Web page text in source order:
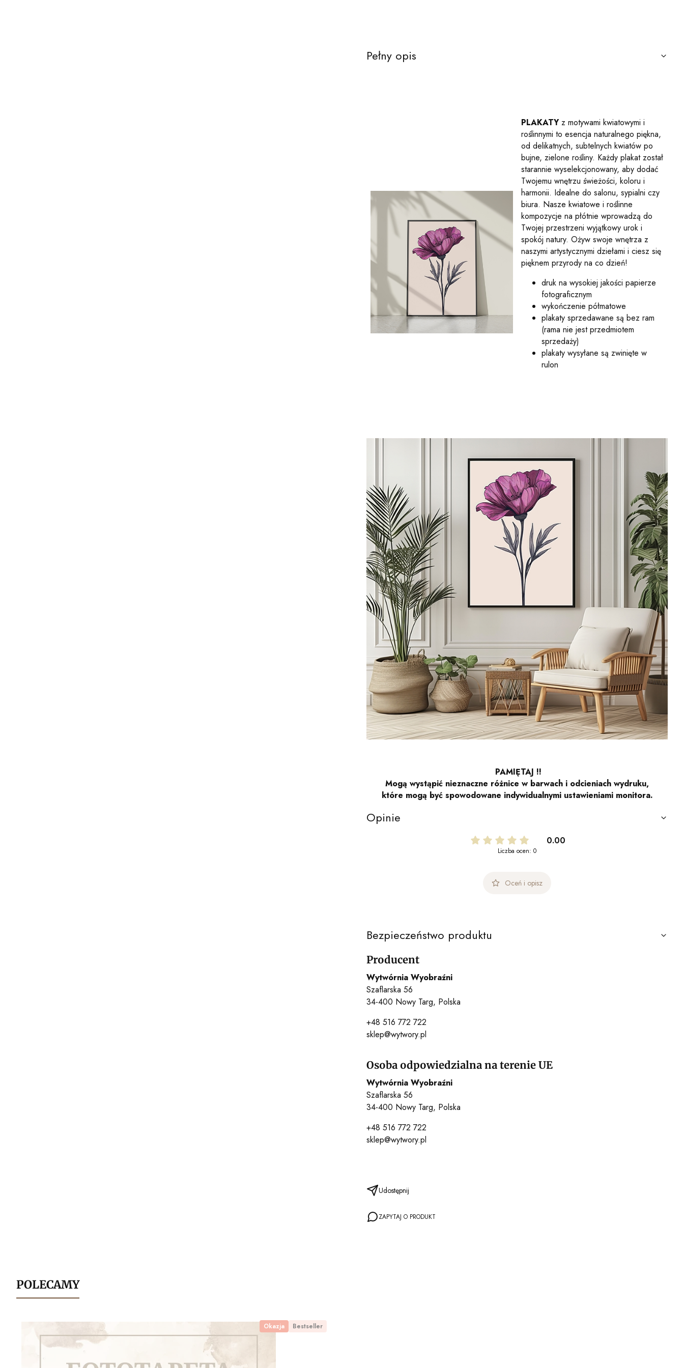
Pełny opis
PLAKATYz motywami kwiatowymi i
roślinnymi to esencja naturalnego piękna,
od delikatnych, subtelnych kwiatów po
bujne, zielone rośliny. Każdy plakat został
starannie wyselekcjonowany, aby dodać
Twojemu wnętrzu świeżości, koloru i
harmonii. Idealne do salonu, sypialni czy
biura. Nasze kwiatowe i roślinne
kompozycje na płótnie wprowadzą do
Twojej przestrzeni wyjątkowy urok i
spokój natury. Ożyw swoje wnętrza z
naszymi artystycznymi dziełami i ciesz się
pięknem przyrody na co dzień!
druk na wysokiej jakości papierze
fotograficznym
wykończenie półmatowe
plakaty sprzedawane są bez ram
(rama nie jest przedmiotem
sprzedaży)
plakaty wysyłane są zwinięte w
rulon
PAMIĘTAJ !!
Mogą wystąpić nieznaczne różnice w barwach i odcieniach wydruku,
które mogą być spowodowane indywidualnymi ustawieniami monitora.
Opinie
0.00
Liczba ocen: 0
Oceń i opisz
Bezpieczeństwo produktu
Producent
Wytwórnia Wyobraźni
Szaflarska 56
34-400 Nowy Targ, Polska
+48 516 772 722
sklep@wytwory.pl
Osoba odpowiedzialna na terenie UE
Wytwórnia Wyobraźni
Szaflarska 56
34-400 Nowy Targ, Polska
+48 516 772 722
sklep@wytwory.pl
Udostępnij
ZAPYTAJ O PRODUKT
POLECAMY
Okazja Bestseller